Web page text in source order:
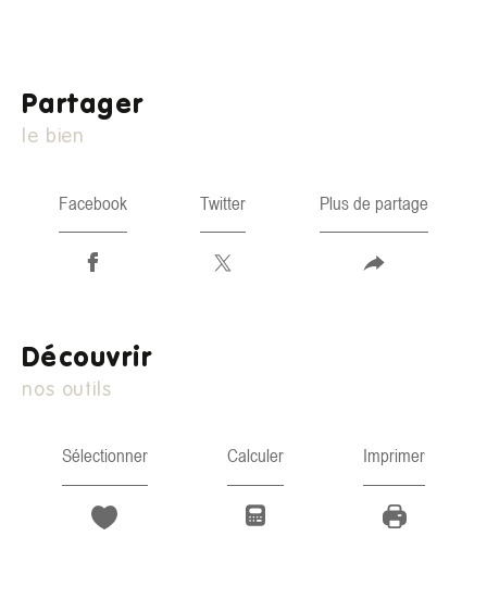
partager
le bien
Facebook Twitter Plus de partage
découvrir
nos outils
Sélectionner Calculer Imprimer